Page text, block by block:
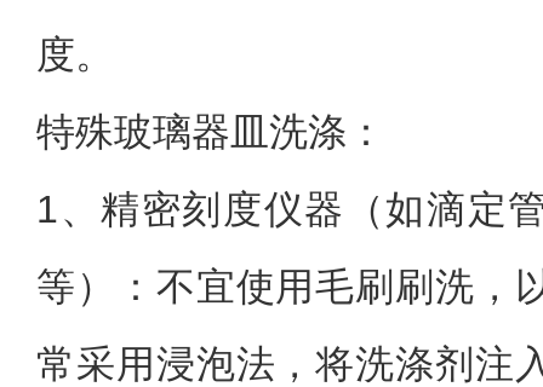
度。
特殊玻璃器皿洗涤：
1、精密刻度仪器（如滴定
等）：不宜使用毛刷刷洗，
常采用浸泡法，将洗涤剂注